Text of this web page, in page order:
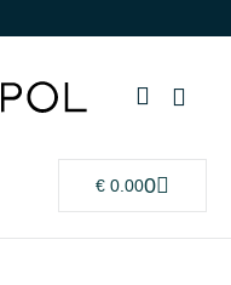
€0.000